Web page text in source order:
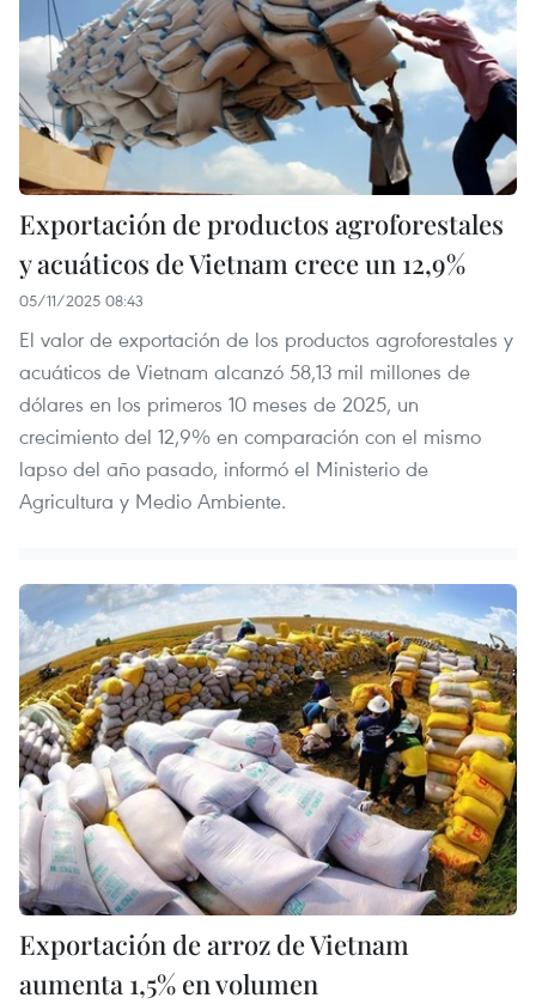
Exportación de productos agroforestales
y acuáticos de Vietnam crece un 12,9%
05/11/2025 08:43
El valor de exportación de los productos agroforestales y
acuáticos de Vietnam alcanzó 58,13 mil millones de
dólares en los primeros 10 meses de 2025, un
crecimiento del 12,9% en comparación con el mismo
lapso del año pasado, informó el Ministerio de
Agricultura y Medio Ambiente.
Exportación de arroz de Vietnam
aumenta 1,5% en volumen